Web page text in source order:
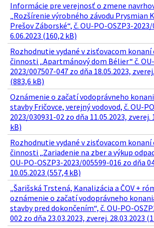
Informácie pre verejnosť o zmene
„Rozšírenie výrobného závodu Prysmian
Prešov Záborské“, č. OU-PO-OSZP3-
6.06.2023 (160,2 kB)
Rozhodnutie vydané v zisťovacom konaní
činnosti „Apartmánový dom Bélier“ č.
2023/007507-047 zo dňa 18.05.2023,
(883,6 kB)
Oznámenie o začatí vodoprávneho
stavby Fričovce, verejný vodovod, č. OU-
2023/030931-02 zo dňa 11.05.2023, zverej.
kB)
Rozhodnutie vydané v zisťovacom konaní
činnosti „Zariadenie na zber a výkup
OU-PO-OSZP3-2023/005599-016 zo dňa
10.05.2023 (557,4 kB)
„Šarišská Trstená, Kanalizácia a ČOV +
oznámenie o začatí vodoprávneho
stavby pred dokončením“, č. OU-PO-
002 zo dňa 23.03.2023, zverej. 28.03.2023